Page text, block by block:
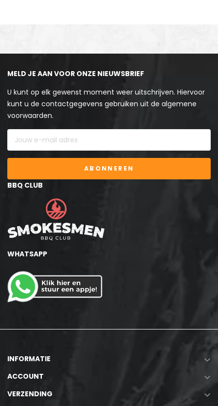
MELD JE AAN VOOR ONZE NIEUWSBRIEF
U kunt op elk gewenst moment weer uitschrijven. Hiervoor
kunt u de contactgegevens gebruiken uit de algemene
voorwaarden.
ABONNEREN
BBQ CLUB
WHATSAPP
INFORMATIE 
ACCOUNT 
VERZENDING 